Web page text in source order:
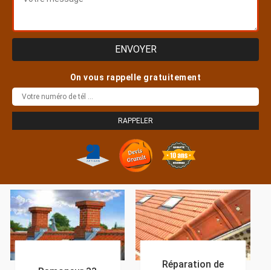
On vous rappelle gratuitement
Réparation de